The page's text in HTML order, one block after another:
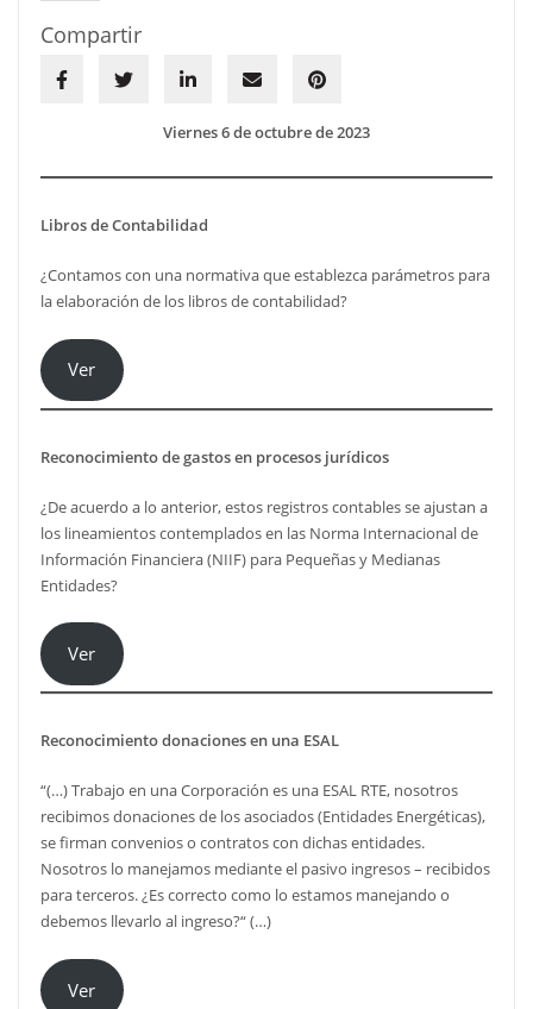
Compartir
Viernes 6 de octubre de 2023
Libros de Contabilidad
¿Contamos con una normativa que establezca parámetros para
la elaboración de los libros de contabilidad?
Ver
Reconocimiento de gastos en procesos jurídicos
¿De acuerdo a lo anterior, estos registros contables se ajustan a
los lineamientos contemplados en las Norma Internacional de
Información Financiera (NIIF) para Pequeñas y Medianas
Entidades?
Ver
Reconocimiento donaciones en una ESAL
“(…) Trabajo en una Corporación es una ESAL RTE, nosotros
recibimos donaciones de los asociados (Entidades Energéticas),
se firman convenios o contratos con dichas entidades.
Nosotros lo manejamos mediante el pasivo ingresos – recibidos
para terceros. ¿Es correcto como lo estamos manejando o
debemos llevarlo al ingreso?“ (…)
Ver